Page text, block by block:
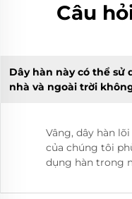
Câu
Dây hàn này có thể sử
nhà và ngoài trời
Vâng, dây hàn
của chúng tôi
dụng hàn trong